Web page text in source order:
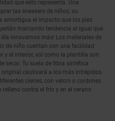
que esto representa. Una
las sneakers de niños; su
amortigua el impacto que los pies
marcando tendencia al igual que
día innovamos más! Los materiales de
de niño cuentan con una facilidad
y el interior, así como la plantilla son
secar. Tu suela de fibra sintética
original cautivará a los más intrépidos.
cierres, con velcro o cordones.
contra el frío y en el verano